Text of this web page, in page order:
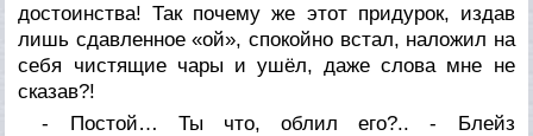
достоинства! Так почему же этот придурок, издав
лишь сдавленное «ой», спокойно встал, наложил на
себя чистящие чары и ушёл, даже слова мне не
сказав?!
- Постой… Ты что, облил его?.. - Блейз